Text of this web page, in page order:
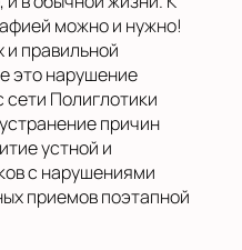
можно и нужно!
правильной
это нарушение
сети Полиглотики
причин
устной и
с нарушениями
приемов поэтапной